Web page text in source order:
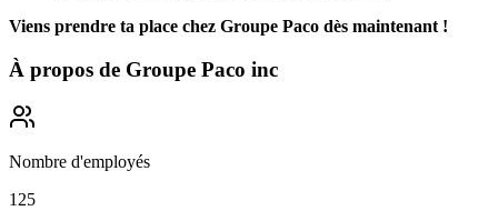
Viens prendre ta place chez Groupe Paco dès maintenant !
À propos de Groupe Paco inc
Nombre d'employés
125